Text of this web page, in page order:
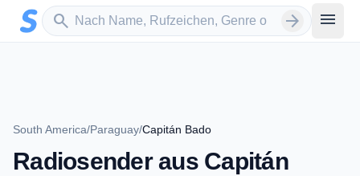
Zum Hauptinhalt springen
search
Sender suchen arrow_forward menu
South America/Paraguay/Capitán Bado
Radiosender aus Capitán